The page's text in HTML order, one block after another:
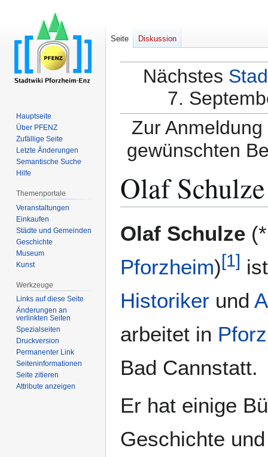
Nächstes
7.
Zur
gewünschten
Olaf Schulze
Navigation
Suche
Olaf Schulze
Pforzheim)[1]
Historiker und
arbeitet in
Bad Cannstatt.
Er hat einige
Geschichte
Seite Diskussion
Hauptseite
Über PFENZ
Zufällige Seite
Letzte Änderungen
Semantische Suche
Hilfe
Themenportale
Veranstaltungen
Einkaufen
Städte und Gemeinden
Geschichte
Museum
Kunst
Werkzeuge
Links auf diese Seite
Änderungen an
verlinkten Seiten
Spezialseiten
Druckversion
Permanenter Link
Seiten­­informationen
Seite zitieren
Attribute anzeigen